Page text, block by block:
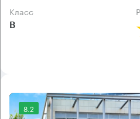
класс
B
8.2